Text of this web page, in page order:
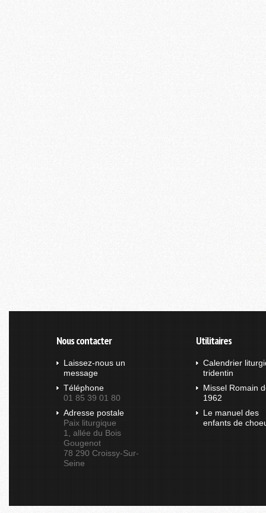
Nous contacter
Laissez-nous un
message
Téléphone
01 85 39 01 80
Adresse postale
Paix liturgique
1, allée du Bois
Gougenot
78 290 Croissy-Sur-
Seine
Utilitaires
Calendrier
tridentin
Missel Romain
1962
Le manuel des
enfants de